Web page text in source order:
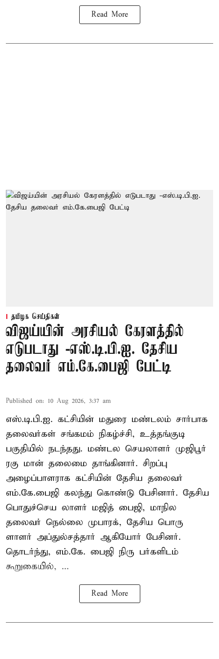
Read More
தமிழக செய்திகள்
விஜய்யின் அரசியல் கேரளத்தில்
எடுபடாது -எஸ்.டி.பி.ஐ. தேசிய
தலைவர் எம்.கே.பைஜி பேட்டி
Published on: 10 Aug 2026, 3:37 am
எஸ்.டி.பி.ஐ. கட்சியின் மதுரை மண்டலம் சார்பாக
தலைவர்கள் சங்கமம் நிகழ்ச்சி, உத்தங்குடி
பகுதியில் நடந்தது. மண்டல செயலாளர் முஜிபூர்
ரகு மான் தலைமை தாங்கினார். சிறப்பு
அழைப்பாளராக கட்சியின் தேசிய தலைவர்
எம்.கே.பைஜி கலந்து கொண்டு பேசினார். தேசிய
பொதுச்செய லாளர் மஜித் பைஜி, மாநில
தலைவர் நெல்லை முபாரக், தேசிய பொரு
ளாளர் அப்துல்சத்தார் ஆகியோர் பேசினர்.
தொடர்ந்து, எம்.கே. பைஜி நிரு பர்களிடம்
கூறுகையில், ...
Read More